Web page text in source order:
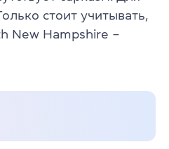
стоит учитывать,
New Hampshire –